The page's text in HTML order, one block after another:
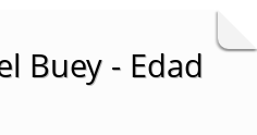
Buey - Edad